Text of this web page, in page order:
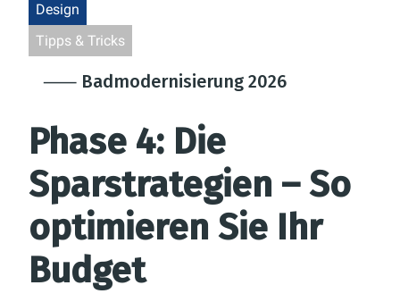
Design
Tipps & Tricks
⸺ Badmodernisierung 2026
Phase 4: Die
Sparstrategien – So
optimieren Sie Ihr
Budget